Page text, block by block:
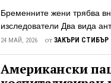
Бременните жени трябва
изследователи Два вида
синдром на дефицит на
извършиха систематичен
2025 г. Изследванията
24 МАЙ, 2026 от ЗАКЪРИ СТИБЪР
Американски